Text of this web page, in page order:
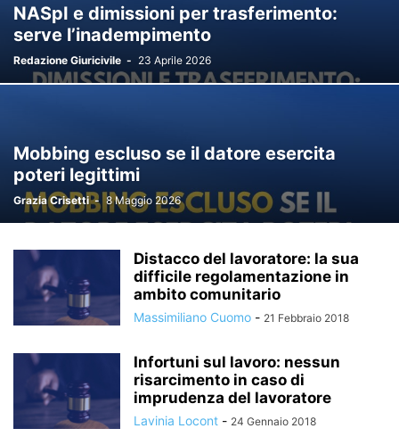
NASpI e dimissioni per trasferimento:
serve l’inadempimento
Redazione Giuricivile - 23 Aprile 2026
Mobbing escluso se il datore esercita
poteri legittimi
Grazia Crisetti - 8 Maggio 2026
Distacco del lavoratore: la sua
difficile regolamentazione in
ambito comunitario
Massimiliano Cuomo - 21 Febbraio 2018
Infortuni sul lavoro: nessun
risarcimento in caso di
imprudenza del lavoratore
Lavinia Locont - 24 Gennaio 2018